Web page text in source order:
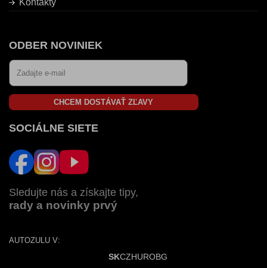
ODBER NOVINIEK
CHCEM DOSTÁVAŤ ZĽAVY
SOCIÁLNE SIETE
Sledujte nás a získajte tipy,
rady a novinky prvý
AUTOZULU V:
SKCZHUROBG